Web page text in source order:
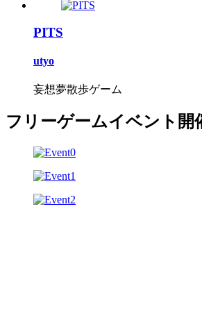
PITS
utyo
妄想夢散歩ゲーム
フリーゲームイベント開